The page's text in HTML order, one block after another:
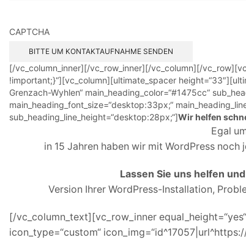
CAPTCHA
[/vc_column_inner][/vc_row_inner][/vc_column][/
!important;}“][vc_column][ultimate_spacer
Grenzach-Wyhlen“ main_heading_color=“#1475cc“
main_heading_font_size=“desktop:33px;“
sub_heading_line_height=“desktop:28px;“]Wir helfen
Egal
in 15 Jahren haben wir mit WordPress
Lassen Sie uns helfen
Version Ihrer WordPress-Installation,
[/vc_column_text][vc_row_inner
icon_type=“custom“